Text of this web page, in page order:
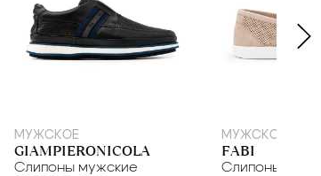
МУЖСКОЕ
GIAMPIERONICOLA
Слипоны мужские
МУЖСКОЕ
FABI
Слипоны